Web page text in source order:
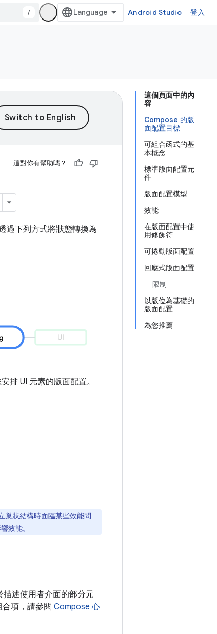
/ Android Studio 登入
這個頁面中的內
容
Compose 的版
面配置目標
可組合函式的基
本概念
標準版面配置元
件
版面配置模型
效能
在版面配置中使
用修飾符
可捲動版面配置
回應式版面配置
限制
以版位為基礎的
版面配置
為您推薦
這對你有幫助嗎？
過下列方式將狀態轉換為
排 UI 元素的版面配置。
巢狀結構時面臨某些效能問
效能。
描述使用者介面的部分元
項，請參閱 Compose 心